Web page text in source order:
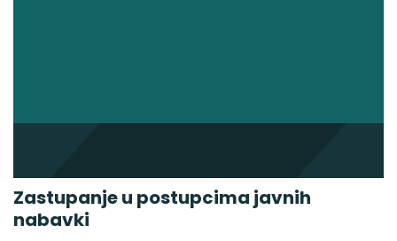
Zastupanje u postupcima javnih
nabavki